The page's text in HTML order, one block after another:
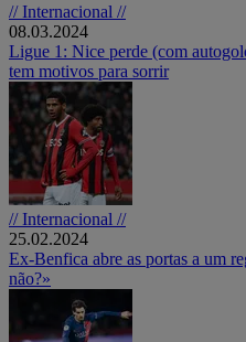
// Internacional //
08.03.2024
Ligue 1: Nice perde (com
tem motivos para sorrir
// Internacional //
25.02.2024
Ex-Benfica abre as portas a um
não?»